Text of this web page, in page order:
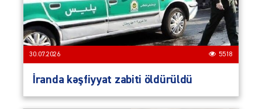
30.07.2026 5518
İranda kəşfiyyat zabiti öldürüldü